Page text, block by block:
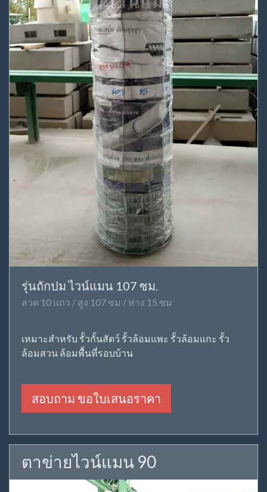
รุ่นถักปม ไวน์แมน 107 ซม.
ลวด 10 แถว / สูง 107 ซม / ห่าง 15 ซม
เหมาะสำหรับ รั้วกั้นสัตว์ รั้วล้อมแพะ รั้วล้อมแกะ รั้ว
ล้อมสวน ล้อมพื้นที่รอบบ้าน
สอบถาม ขอใบเสนอราคา
ตาข่ายไวน์แมน 90